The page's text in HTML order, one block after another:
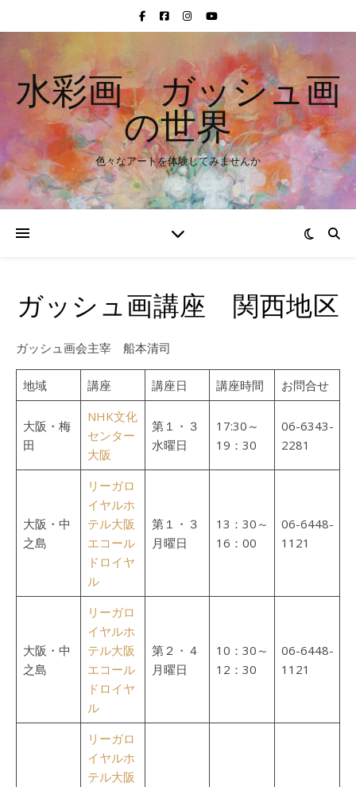
水彩画 ガッシュ画
の世界
色々なアートを体験してみませんか
ガッシュ画講座 関西地区
ガッシュ画会主宰 船本清司
地域 講座 講座日 講座時間 お問合せ
大阪・梅
田
NHK文化
センター
大阪
第１・３
水曜日
17:30～
19：30
06-6343-
2281
大阪・中
之島
リーガロ
イヤルホ
テル大阪
エコール
ドロイヤ
ル
第１・３
月曜日
13：30～
16：00
06-6448-
1121
大阪・中
之島
リーガロ
イヤルホ
テル大阪
エコール
ドロイヤ
ル
第２・４
月曜日
10：30～
12：30
06-6448-
1121
リーガロ
イヤルホ
テル大阪